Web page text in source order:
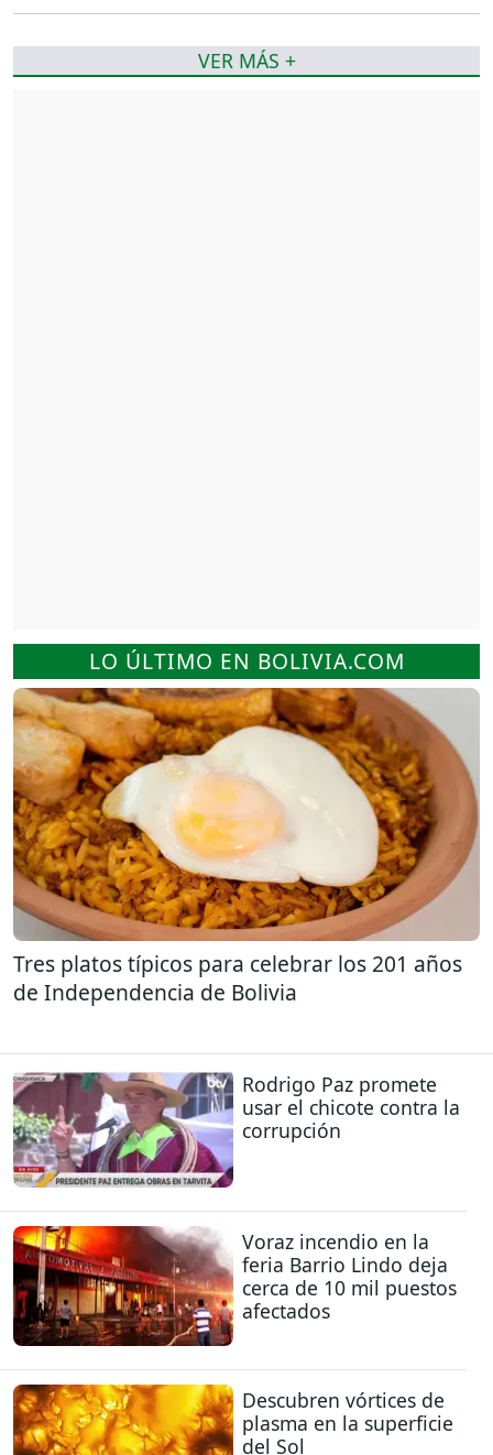
LO ÚLTIMO EN BOLIVIA.COM
Tres platos típicos para celebrar los 201 años
de Independencia de Bolivia
Rodrigo Paz promete
usar el chicote contra la
corrupción
Voraz incendio en la
feria Barrio Lindo deja
cerca de 10 mil puestos
afectados
Descubren vórtices de
plasma en la superficie
del Sol
VER MÁS +